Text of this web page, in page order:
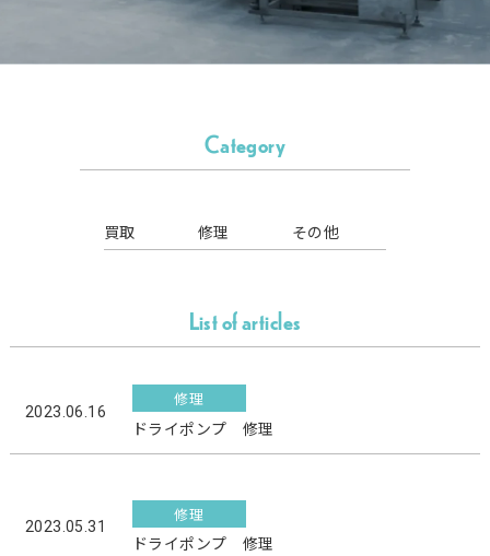
Category
買取 修理 その他
List of articles
2023.06.16
修理
ドライポンプ 修理
2023.05.31
修理
ドライポンプ 修理